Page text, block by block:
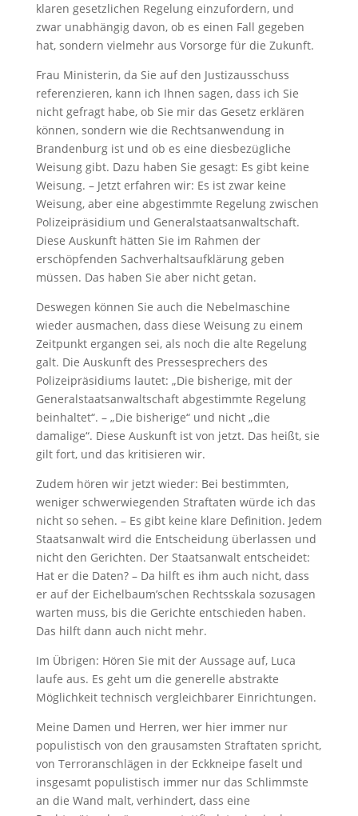
klaren gesetzlichen Regelung einzufordern, und
zwar unabhängig davon, ob es einen Fall gegeben
hat, sondern vielmehr aus Vorsorge für die Zukunft.
Frau Ministerin, da Sie auf den Justizausschuss
referenzieren, kann ich Ihnen sagen, dass ich Sie
nicht gefragt habe, ob Sie mir das Gesetz erklären
können, sondern wie die Rechtsanwendung in
Brandenburg ist und ob es eine diesbezügliche
Weisung gibt. Dazu haben Sie gesagt: Es gibt keine
Weisung. – Jetzt erfahren wir: Es ist zwar keine
Weisung, aber eine abgestimmte Regelung zwischen
Polizeipräsidium und Generalstaatsanwaltschaft.
Diese Auskunft hätten Sie im Rahmen der
erschöpfenden Sachverhaltsaufklärung geben
müssen. Das haben Sie aber nicht getan.
Deswegen können Sie auch die Nebelmaschine
wieder ausmachen, dass diese Weisung zu einem
Zeitpunkt ergangen sei, als noch die alte Regelung
galt. Die Auskunft des Pressesprechers des
Polizeipräsidiums lautet: „Die bisherige, mit der
Generalstaatsanwaltschaft abgestimmte Regelung
beinhaltet“. – „Die bisherige“ und nicht „die
damalige“. Diese Auskunft ist von jetzt. Das heißt, sie
gilt fort, und das kritisieren wir.
Zudem hören wir jetzt wieder: Bei bestimmten,
weniger schwerwiegenden Straftaten würde ich das
nicht so sehen. – Es gibt keine klare Definition. Jedem
Staatsanwalt wird die Entscheidung überlassen und
nicht den Gerichten. Der Staatsanwalt entscheidet:
Hat er die Daten? – Da hilft es ihm auch nicht, dass
er auf der Eichelbaum’schen Rechtsskala sozusagen
warten muss, bis die Gerichte entschieden haben.
Das hilft dann auch nicht mehr.
Im Übrigen: Hören Sie mit der Aussage auf, Luca
laufe aus. Es geht um die generelle abstrakte
Möglichkeit technisch vergleichbarer Einrichtungen.
Meine Damen und Herren, wer hier immer nur
populistisch von den grausamsten Straftaten spricht,
von Terroranschlägen in der Eckkneipe faselt und
insgesamt populistisch immer nur das Schlimmste
an die Wand malt, verhindert, dass eine